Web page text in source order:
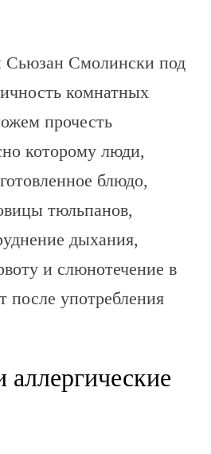
Сьюзан Смолински под
комнатных
прочесть
которому люди,
блюдо,
тюльпанов,
дыхания,
и слюнотечение в
после употребления